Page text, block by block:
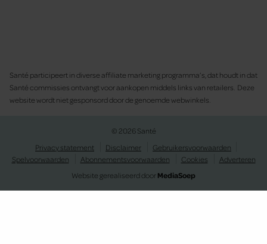
Santé participeert in diverse affiliate marketing programma’s, dat houdt in dat
Santé commissies ontvangt voor aankopen middels links van retailers. Deze
website wordt niet gesponsord door de genoemde webwinkels.
© 2026 Santé
Privacy statement
Disclaimer
Gebruikersvoorwaarden
Spelvoorwaarden
Abonnementsvoorwaarden Cookies
Adverteren
Website gerealiseerd doorMediaSoep